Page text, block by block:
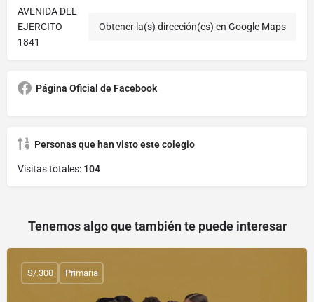
AVENIDA DEL
EJERCITO
1841
Obtener la(s) dirección(es) en Google Maps
Página Oficial de Facebook
Personas que han visto este colegio
Visitas totales: 104
Tenemos algo que también te puede interesar
S/.300 Primaria